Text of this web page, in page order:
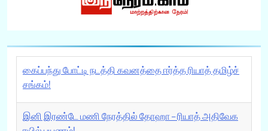
கைப்பந்து போட்டி நடத்தி கவனத்தை ஈர்த்த ரியாத் தமிழ்ச்
சங்கம்!
இனி இரண்டே மணி நேரத்தில் தோஹா – ரியாத் அதிவேக